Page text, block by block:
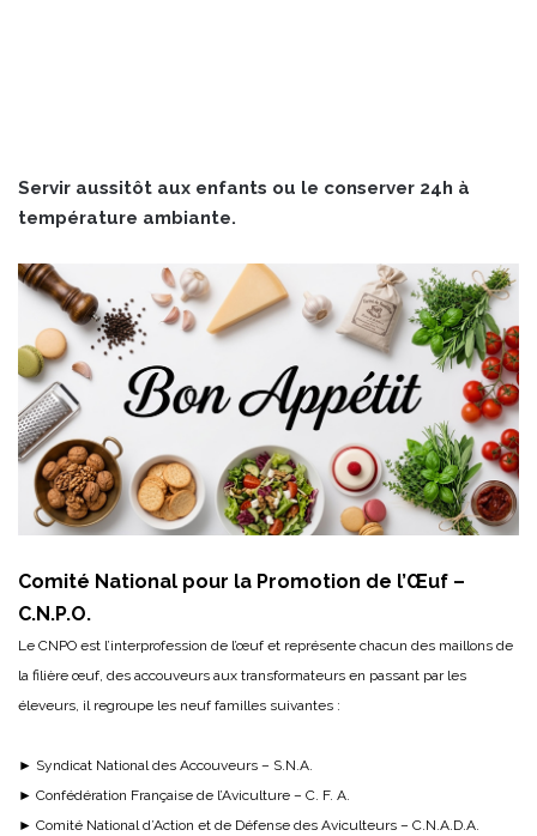
Servir aussitôt aux enfants ou le conserver 24h à
température ambiante.
Comité National pour la Promotion de l’Œuf –
C.N.P.O.
Le CNPO est l’interprofession de l’œuf et représente chacun des maillons de
la filière œuf, des accouveurs aux transformateurs en passant par les
éleveurs, il regroupe les neuf familles suivantes :
► Syndicat National des Accouveurs – S.N.A.
► Confédération Française de l’Aviculture – C. F. A.
► Comité National d’Action et de Défense des Aviculteurs – C.N.A.D.A.